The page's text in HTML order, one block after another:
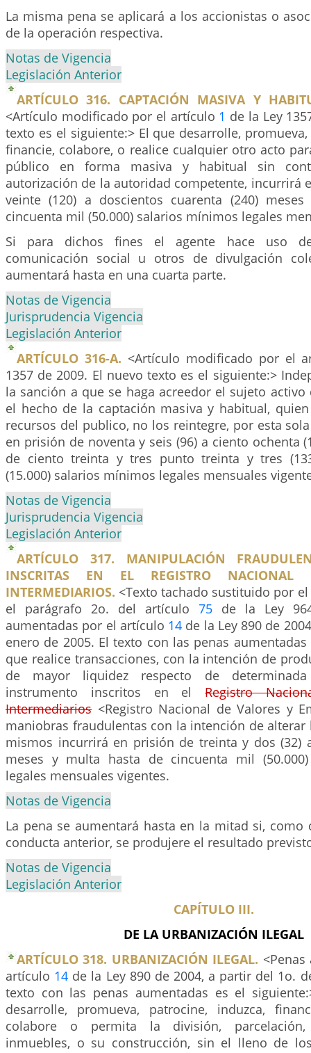
La misma pena se aplicará a los accionistas o
de la operación respectiva.
Notas de Vigencia
Legislación Anterior
ARTÍCULO 316. CAPTACIÓN MASIVA Y
<Artículo modificado por el artículo 1 de la Ley
texto es el siguiente:> El que desarrolle,
financie, colabore, o realice cualquier otro acto
público en forma masiva y habitual sin
autorización de la autoridad competente, incurrirá
veinte (120) a doscientos cuarenta (240)
cincuenta mil (50.000) salarios mínimos legales
Si para dichos fines el agente hace uso
comunicación social u otros de divulgación
aumentará hasta en una cuarta parte.
Notas de Vigencia
Jurisprudencia Vigencia
Legislación Anterior
ARTÍCULO 316-A. <Artículo modificado por el
1357 de 2009. El nuevo texto es el siguiente:>
la sanción a que se haga acreedor el sujeto
el hecho de la captación masiva y habitual,
recursos del publico, no los reintegre, por esta
en prisión de noventa y seis (96) a ciento ochenta
de ciento treinta y tres punto treinta y tres
(15.000) salarios mínimos legales mensuales
Notas de Vigencia
Jurisprudencia Vigencia
Legislación Anterior
ARTÍCULO 317. MANIPULACIÓN
INSCRITAS EN EL REGISTRO NACIONAL
INTERMEDIARIOS. <Texto tachado sustituido por
el parágrafo 2o. del artículo 75 de la Ley
aumentadas por el artículo 14 de la Ley 890 de
enero de 2005. El texto con las penas
que realice transacciones, con la intención de
de mayor liquidez respecto de
instrumento inscritos en el Registro
Intermediarios <Registro Nacional de Valores y
maniobras fraudulentas con la intención de alterar
mismos incurrirá en prisión de treinta y dos (32)
meses y multa hasta de cincuenta mil
legales mensuales vigentes.
Notas de Vigencia
La pena se aumentará hasta en la mitad si, como
conducta anterior, se produjere el resultado
Notas de Vigencia
Legislación Anterior
CAPÍTULO III.
DE LA URBANIZACIÓN ILEGAL
ARTÍCULO 318. URBANIZACIÓN ILEGAL.
artículo 14 de la Ley 890 de 2004, a partir del 1o.
texto con las penas aumentadas es el
desarrolle, promueva, patrocine, induzca,
colabore o permita la división,
inmuebles, o su construcción, sin el lleno de